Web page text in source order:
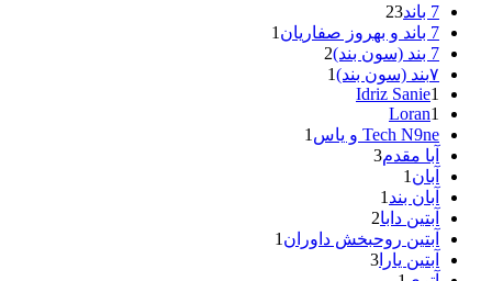
7 باند
23
7 باند و بهروز صفاریان
1
7 بند (سون بند)
2
۷بند (سون بند)
1
Idriz Sanie1
Loran1
Tech N9ne و یاس
1
آبا مقدم3
آبان
1
آبان بند 1
آبتین دابا 2
آبتین روحبخش داوران1
آبتین یارا 3